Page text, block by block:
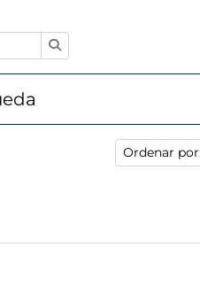
Ordenar